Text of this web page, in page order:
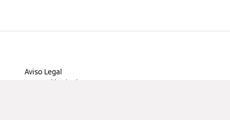
Aviso Legal
Protección de datos